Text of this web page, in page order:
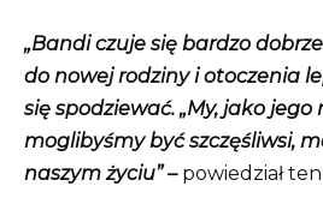
„Bandi czuje się bardzo
do nowej rodziny i otoczenia
się spodziewać. „My, jako jego
moglibyśmy być szczęśliwsi,
naszym życiu” –powiedział ten